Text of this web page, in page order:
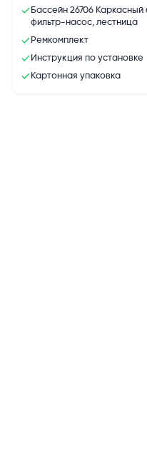
Бассейн 26706
фильтр-насос, лестница
Ремкомплект
Инструкция по установке
Картонная упаковка